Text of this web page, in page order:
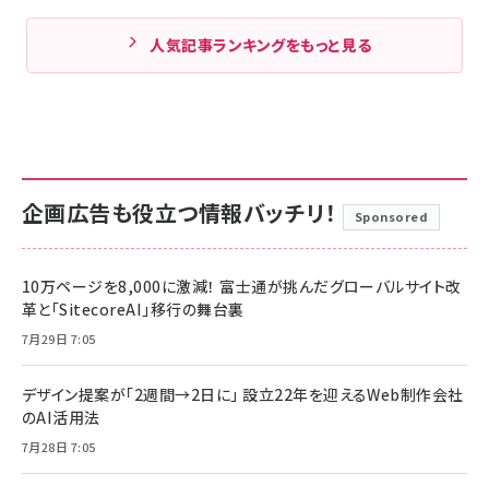
人気記事ランキングをもっと見る
企画広告も役立つ情報バッチリ！ Sponsored
10万ページを8,000に激減！ 富士通が挑んだグローバルサイト改
革と「SitecoreAI」移行の舞台裏
7月29日 7:05
デザイン提案が「2週間→2日に」 設立22年を迎えるWeb制作会社
のAI活用法
7月28日 7:05